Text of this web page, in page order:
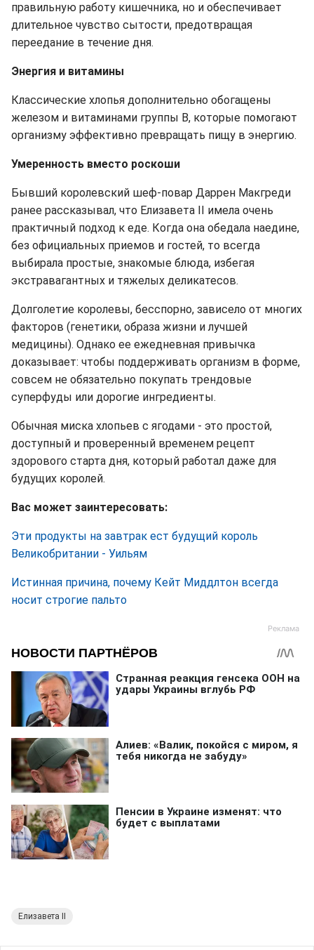
правильную работу кишечника, но и обеспечивает
длительное чувство сытости, предотвращая
переедание в течение дня.
Энергия и витамины
Классические хлопья дополнительно обогащены
железом и витаминами группы В, которые помогают
организму эффективно превращать пищу в энергию.
Умеренность вместо роскоши
Бывший королевский шеф-повар Даррен Макгреди
ранее рассказывал, что Елизавета II имела очень
практичный подход к еде. Когда она обедала наедине,
без официальных приемов и гостей, то всегда
выбирала простые, знакомые блюда, избегая
экстравагантных и тяжелых деликатесов.
Долголетие королевы, бесспорно, зависело от многих
факторов (генетики, образа жизни и лучшей
медицины). Однако ее ежедневная привычка
доказывает: чтобы поддерживать организм в форме,
совсем не обязательно покупать трендовые
суперфуды или дорогие ингредиенты.
Обычная миска хлопьев с ягодами - это простой,
доступный и проверенный временем рецепт
здорового старта дня, который работал даже для
будущих королей.
Вас может заинтересовать:
Эти продукты на завтрак ест будущий король
Великобритании - Уильям
Истинная причина, почему Кейт Миддлтон всегда
носит строгие пальто
Елизавета II